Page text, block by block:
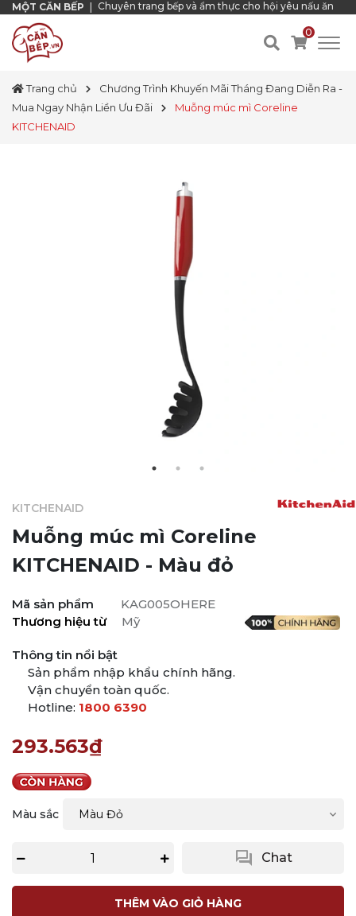
MỘT CĂN BẾP Chuyên trang bếp và ẩm thực cho hội yêu nấu ăn
0
Trang chủ
Chương Trình Khuyến Mãi Tháng Đang Diễn Ra -
Mua Ngay Nhận Liền Ưu Đãi
Muỗng múc mì Coreline
KITCHENAID
KITCHENAID
Muỗng múc mì Coreline
KITCHENAID - Màu đỏ
Mã sản phẩm
KAG005OHERE
Thương hiệu từ
Mỹ
Thông tin nổi bật
Sản phẩm nhập khẩu chính hãng.
Vận chuyển toàn quốc.
Hotline: 1800 6390
293.563₫
Màu sắc
question_answer Chat
THÊM VÀO GIỎ HÀNG